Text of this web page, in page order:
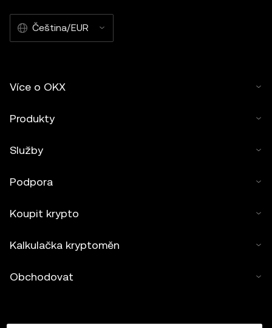
Čeština/EUR
Více o OKX
Produkty
Služby
Podpora
Koupit krypto
Kalkulačka kryptoměn
Obchodovat